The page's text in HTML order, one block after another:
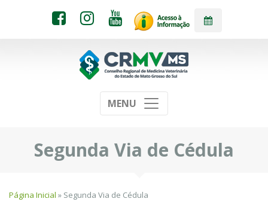
MENU
Segunda Via de Cédula
Página Inicial » Segunda Via de Cédula